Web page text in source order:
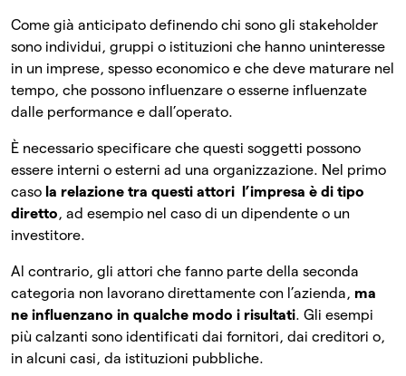
Come già anticipato definendo chi sono gli stakeholder
sono individui, gruppi o istituzioni che hanno uninteresse
in un imprese, spesso economico e che deve maturare nel
tempo, che possono influenzare o esserne influenzate
dalle performance e dall’operato.
È necessario specificare che questi soggetti possono
essere interni o esterni ad una organizzazione. Nel primo
caso la relazione tra questi attori l’impresa è di tipo
diretto, ad esempio nel caso di un dipendente o un
investitore.
Al contrario, gli attori che fanno parte della seconda
categoria non lavorano direttamente con l’azienda, ma
ne influenzano in qualche modo i risultati. Gli esempi
più calzanti sono identificati dai fornitori, dai creditori o,
in alcuni casi, da istituzioni pubbliche.